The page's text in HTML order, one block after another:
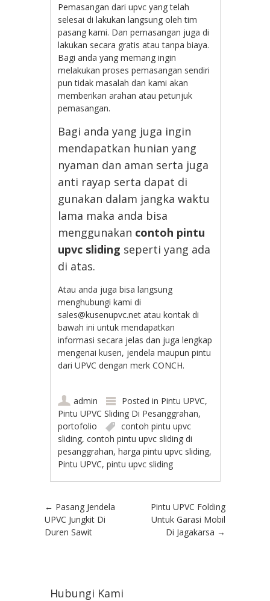
Pemasangan dari upvc yang telah
selesai di lakukan langsung oleh tim
pasang kami. Dan pemasangan juga di
lakukan secara gratis atau tanpa biaya.
Bagi anda yang memang ingin
melakukan proses pemasangan sendiri
pun tidak masalah dan kami akan
memberikan arahan atau petunjuk
pemasangan.
Bagi anda yang juga ingin
mendapatkan hunian yang
nyaman dan aman serta juga
anti rayap serta dapat di
gunakan dalam jangka waktu
lama maka anda bisa
menggunakan contoh pintu
upvc sliding seperti yang ada
di atas.
Atau anda juga bisa langsung
menghubungi kami di
sales@kusenupvc.net atau kontak di
bawah ini untuk mendapatkan
informasi secara jelas dan juga lengkap
mengenai kusen, jendela maupun pintu
dari UPVC dengan merk CONCH.
admin Posted in Pintu UPVC,
Pintu UPVC Sliding Di Pesanggrahan,
portofolio
contoh pintu upvc
sliding,contoh pintu upvc sliding di
pesanggrahan,harga pintu upvc sliding,
Pintu UPVC,pintu upvc sliding
Post navigation
← Pasang Jendela
UPVC Jungkit Di
Duren Sawit
Pintu UPVC Folding
Untuk Garasi Mobil
Di Jagakarsa →
Hubungi Kami